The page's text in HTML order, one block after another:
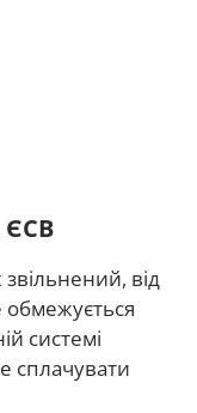
ЄСВ
від
обмежується
системі
сплачувати